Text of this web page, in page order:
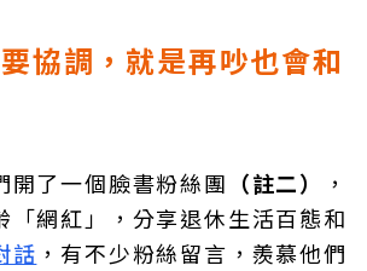
協調，就是再吵也會和
開了一個臉書粉絲團 （註二）
，
「網紅」，分享退休生活百態和
話 ，有不少粉絲留言，羨慕他們